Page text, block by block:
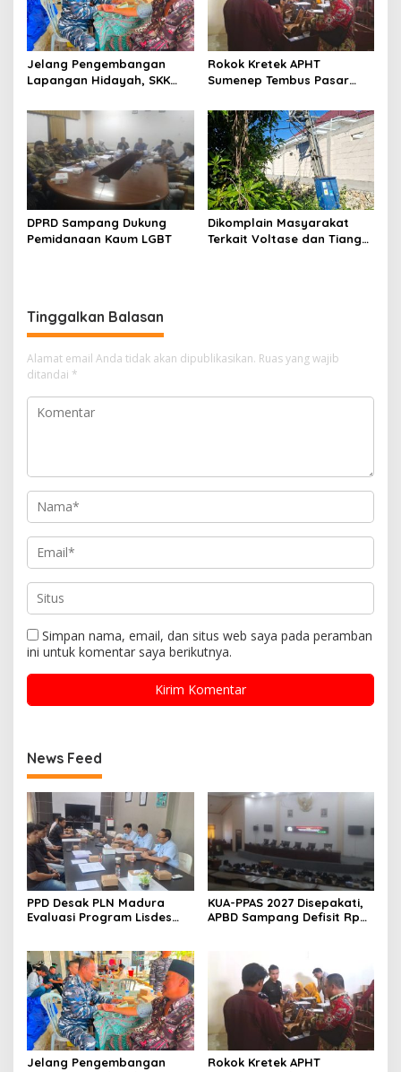
Jelang Pengembangan
Lapangan Hidayah, SKK
Perkuat Sinergi dengan
Nelayan Sampang
Rokok Kretek APHT
Sumenep Tembus Pasar
DPRD Sampang Dukung
Pemidanaan Kaum LGBT
Dikomplain Masyarakat
Terkait Voltase dan Tiang
Tinggalkan Balasan
Alamat email Anda tidak akan dipublikasikan. Ruas yang wajib
ditandai *
Simpan nama, email, dan situs web saya pada peramban
ini untuk komentar saya berikutnya.
News Feed
PPD Desak PLN Madura
Evaluasi Program Lisdes
KUA-PPAS 2027 Disepakati,
APBD Sampang Defisit Rp
Jelang Pengembangan
Rokok Kretek APHT